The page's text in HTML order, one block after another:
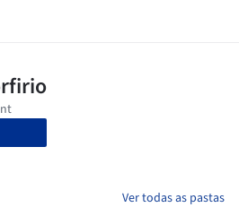
Ver todas as pastas